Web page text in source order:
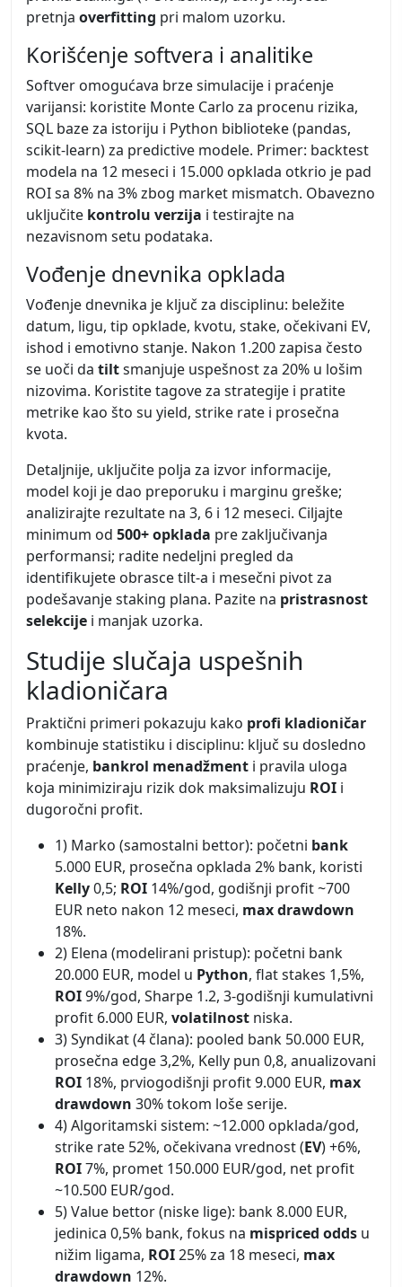
pretnja overfitting pri malom uzorku.
Korišćenje softvera i analitike
Softver omogućava brze simulacije i praćenje
varijansi: koristite Monte Carlo za procenu rizika,
SQL baze za istoriju i Python biblioteke (pandas,
scikit-learn) za predictive modele. Primer: backtest
modela na 12 meseci i 15.000 opklada otkrio je pad
ROI sa 8% na 3% zbog market mismatch. Obavezno
uključite kontrolu verzija i testirajte na
nezavisnom setu podataka.
Vođenje dnevnika opklada
Vođenje dnevnika je ključ za disciplinu: beležite
datum, ligu, tip opklade, kvotu, stake, očekivani EV,
ishod i emotivno stanje. Nakon 1.200 zapisa često
se uoči da tiltsmanjuje uspešnost za 20% u lošim
nizovima. Koristite tagove za strategije i pratite
metrike kao što su yield, strike rate i prosečna
kvota.
Detaljnije, uključite polja za izvor informacije,
model koji je dao preporuku i marginu greške;
analizirajte rezultate na 3, 6 i 12 meseci. Ciljajte
minimum od 500+ opklada pre zaključivanja
performansi; radite nedeljni pregled da
identifikujete obrasce tilt-a i mesečni pivot za
podešavanje staking plana. Pazite na pristrasnost
selekcije i manjak uzorka.
Studije slučaja uspešnih
kladioničara
Praktični primeri pokazuju kako profi kladioničar
kombinuje statistiku i disciplinu: ključ su dosledno
praćenje, bankrol menadžment i pravila uloga
koja minimiziraju rizik dok maksimalizuju ROI i
dugoročni profit.
1) Marko (samostalni bettor): početni bank
5.000 EUR, prosečna opklada 2% bank, koristi
Kelly0,5; ROI 14%/god, godišnji profit ~700
EUR neto nakon 12 meseci, max drawdown
18%.
2) Elena (modelirani pristup): početni bank
20.000 EUR, model u Python, flat stakes 1,5%,
ROI9%/god, Sharpe 1.2, 3-godišnji kumulativni
profit 6.000 EUR, volatilnost niska.
3) Syndikat (4 člana): pooled bank 50.000 EUR,
prosečna edge 3,2%, Kelly pun 0,8, anualizovani
ROI 18%, prviogodišnji profit 9.000 EUR, max
drawdown 30% tokom loše serije.
4) Algoritamski sistem: ~12.000 opklada/god,
strike rate 52%, očekivana vrednost (EV) +6%,
ROI7%, promet 150.000 EUR/god, net profit
~10.500 EUR/god.
5) Value bettor (niske lige): bank 8.000 EUR,
jedinica 0,5% bank, fokus na mispriced odds u
nižim ligama, ROI25% za 18 meseci, max
drawdown 12%.